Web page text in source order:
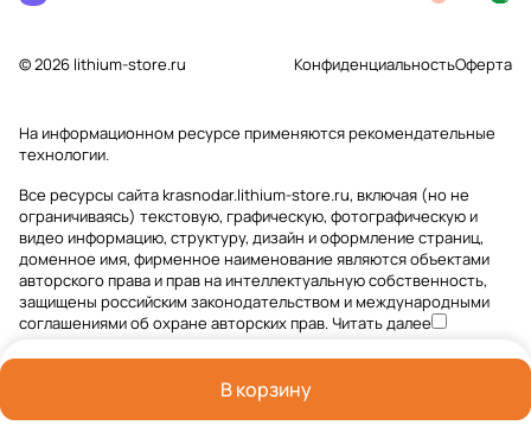
В корзину
© 2026 lithium-store.ru КонфиденциальностьОферта
На информационном ресурсе применяютсярекомендательные
технологии.
Все ресурсы сайта krasnodar.lithium-store.ru, включая (но не
ограничиваясь) текстовую, графическую, фотографическую и
видео информацию, структуру, дизайн и оформление страниц,
доменное имя, фирменное наименование являются объектами
авторского права и прав на интеллектуальную собственность,
защищены российским законодательством и международными
соглашениями об охране авторских прав.Читать далее